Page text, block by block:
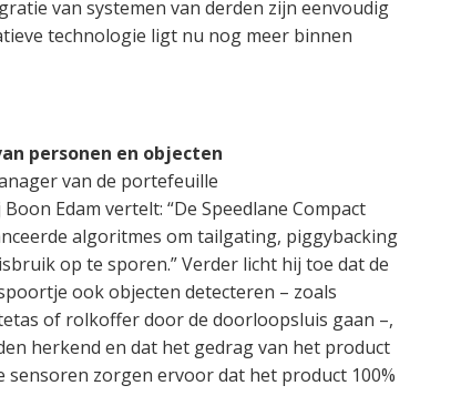
van systemen van derden zijn eenvoudig
technologie ligt nu nog meer binnen
personen en objecten
van de portefeuille
Edam vertelt: “De Speedlane Compact
algoritmes om tailgating, piggybacking
op te sporen.” Verder licht hij toe dat de
ook objecten detecteren – zoals
of rolkoffer door de doorloopsluis gaan –,
herkend en dat het gedrag van het product
sensoren zorgen ervoor dat het product 100%